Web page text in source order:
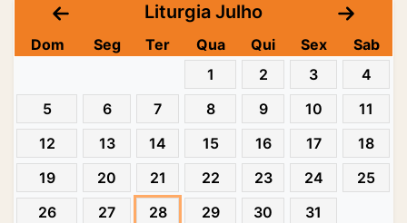
Liturgia Julho
Dom Seg Ter Qua Qui Sex
Sab
1
2 3
4
5
6 7 8 9 10
11
12
13 14 15 16 17
18
19
20 21 22 23 24
25
26
27 28 29 30 31